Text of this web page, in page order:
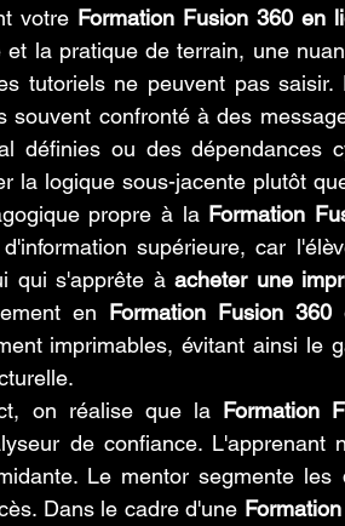
votre Formation Fusion 360 en
la pratique de terrain, une
tutoriels ne peuvent pas saisir.
souvent confronté à des
définies ou des dépendances
la logique sous-jacente plutôt
propre à la Formation
supérieure, car
qui s'apprête à acheter une
en Formation Fusion 360
imprimables, évitant ainsi le
on réalise que la Formation
de confiance. L'apprenant
Le mentor segmente les
Dans le cadre d'une